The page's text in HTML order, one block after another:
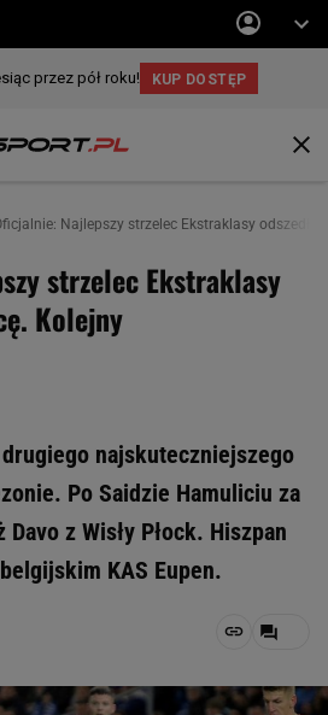
Najlepszy strzelec Ekstraklasy odszedł
strzelec Ekstraklasy
Kolejny
najskuteczniejszego
Po Saidzie Hamuliciu za
z Wisły Płock. Hiszpan
KAS Eupen.